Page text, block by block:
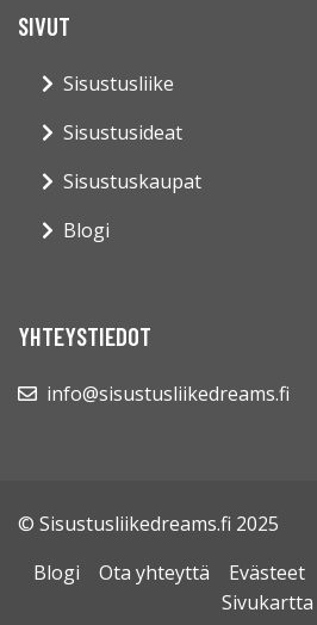
SIVUT
Sisustusliike
Sisustusideat
Sisustuskaupat
Blogi
YHTEYSTIEDOT
info@sisustusliikedreams.fi
© Sisustusliikedreams.fi 2025
Blogi
Ota yhteyttä Evästeet
Sivukartta